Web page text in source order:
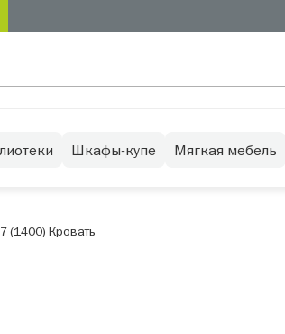
Шкафы-купе Мягкая мебель
(1400) Кровать